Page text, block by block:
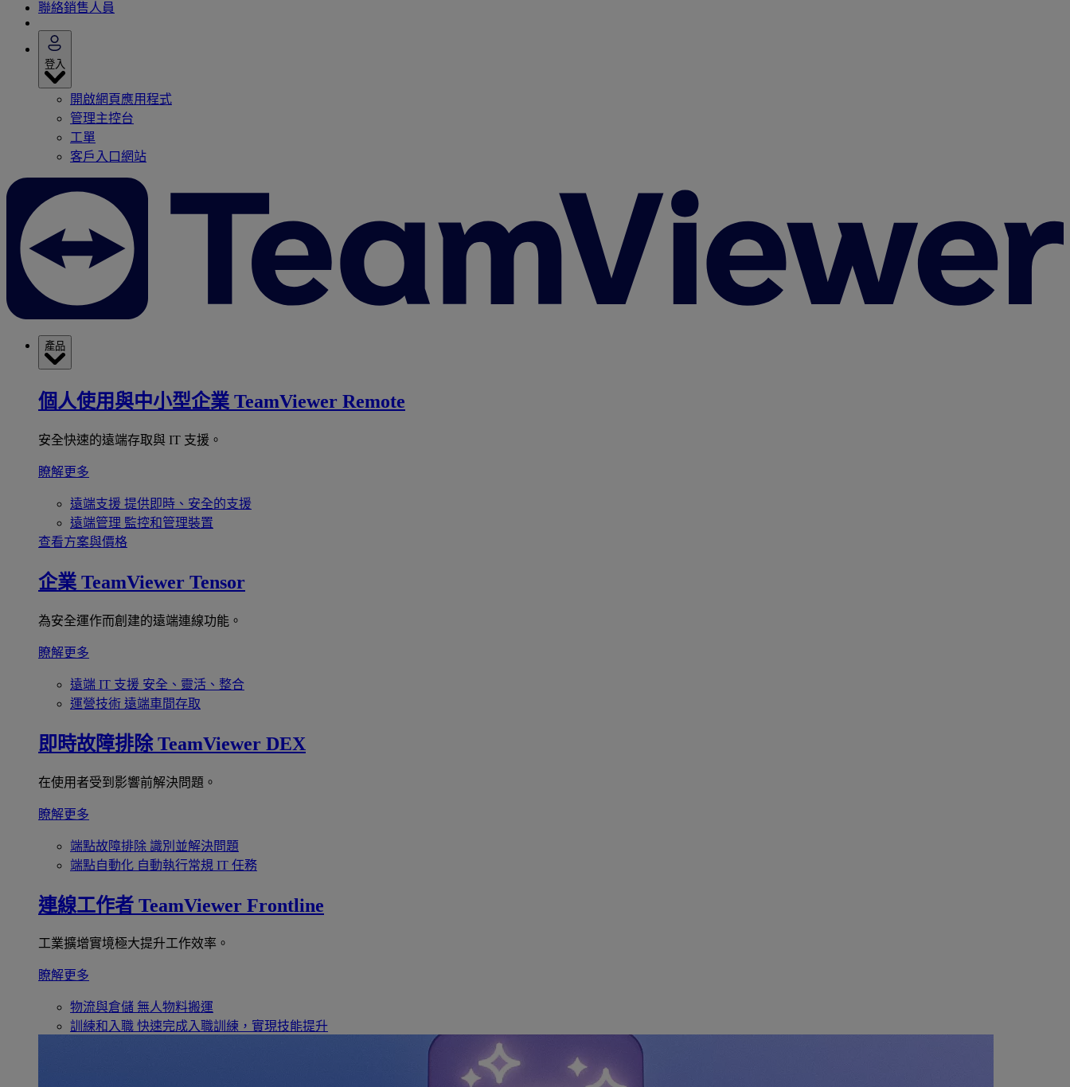
聯絡銷售人員
登入
開啟網頁應用程式
管理主控台
工單
客戶入口網站
產品
個人使用與中小型企業 TeamViewer Remote
安全快速的遠端存取與 IT 支援。
瞭解更多
遠端支援 提供即時、安全的支援
遠端管理 監控和管理裝置
查看方案與價格
企業 TeamViewer Tensor
為安全運作而創建的遠端連線功能。
瞭解更多
遠端 IT 支援 安全、靈活、整合
運營技術 遠端車間存取
即時故障排除 TeamViewer DEX
在使用者受到影響前解決問題。
瞭解更多
端點故障排除 識別並解決問題
端點自動化 自動執行常規 IT 任務
連線工作者 TeamViewer Frontline
工業擴增實境極大提升工作效率。
瞭解更多
物流與倉儲 無人物料搬運
訓練和入職 快速完成入職訓練，實現技能提升